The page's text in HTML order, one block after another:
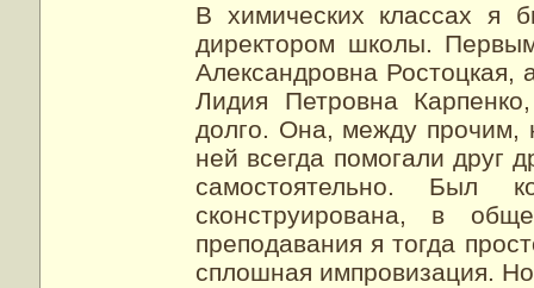
В химических классах я
директором школы.
Александровна
Лидия Петровна
долго. Она, между прочим,
ней всегда помогали друг
самостоятельно. Был
сконструирована, в
преподавания я тогда
сплошная импровизация.